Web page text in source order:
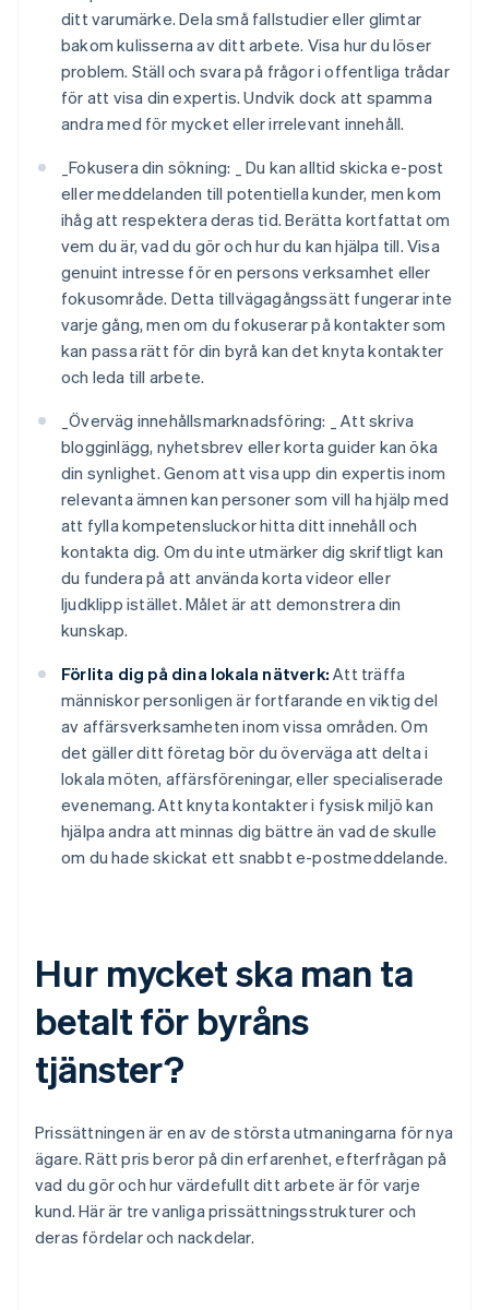
ditt varumärke. Dela små fallstudier eller glimtar
bakom kulisserna av ditt arbete. Visa hur du löser
problem. Ställ och svara på frågor i offentliga trådar
för att visa din expertis. Undvik dock att spamma
andra med för mycket eller irrelevant innehåll.
_Fokusera din sökning: _
Du kan alltid skicka e-post
eller meddelanden till potentiella kunder, men kom
ihåg att respektera deras tid. Berätta kortfattat om
vem du är, vad du gör och hur du kan hjälpa till. Visa
genuint intresse för en persons verksamhet eller
fokusområde. Detta tillvägagångssätt fungerar inte
varje gång, men om du fokuserar på kontakter som
kan passa rätt för din byrå kan det knyta kontakter
och leda till arbete.
_Överväg innehållsmarknadsföring: _
Att skriva
blogginlägg, nyhetsbrev eller korta guider kan öka
din synlighet. Genom att visa upp din expertis inom
relevanta ämnen kan personer som vill ha hjälp med
att fylla kompetensluckor hitta ditt innehåll och
kontakta dig. Om du inte utmärker dig skriftligt kan
du fundera på att använda korta videor eller
ljudklipp istället. Målet är att demonstrera din
kunskap.
Förlita dig på dina lokala nätverk: Att träffa
människor personligen är fortfarande en viktig del
av affärsverksamheten inom vissa områden. Om
det gäller ditt företag bör du överväga att delta i
lokala möten, affärsföreningar, eller specialiserade
evenemang. Att knyta kontakter i fysisk miljö kan
hjälpa andra att minnas dig bättre än vad de skulle
om du hade skickat ett snabbt e-postmeddelande.
Hur mycket ska man ta
betalt för byråns
tjänster?
Prissättningen är en av de största utmaningarna för nya
ägare. Rätt pris beror på din erfarenhet, efterfrågan på
vad du gör och hur värdefullt ditt arbete är för varje
kund. Här är tre vanliga prissättningsstrukturer och
deras fördelar och nackdelar.